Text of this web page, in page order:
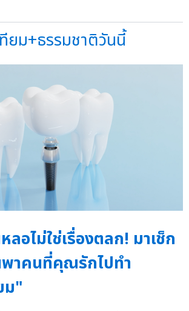
ยม+ธรรมชาติวันนี้
ลอไม่ใช่เรื่องตลก! มาเช็ก
พาคนที่คุณรักไปทำ
ม"